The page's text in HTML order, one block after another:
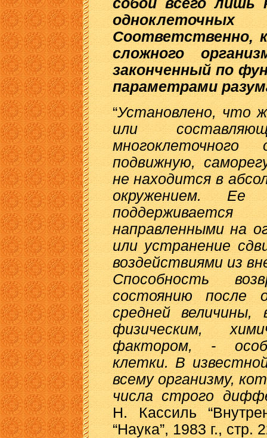
собой всего лишь
Соответственно,
сложного
законченный по
параметрами
“Установлено, что
или
многоклеточного
подвижную,
не находится в
окружением. Ее
поддерживается
направленными на
или устранение
воздействиями из
Способность
состоянию после
средней
физическим,
фактором, -
клетки. В
всему организму,
числа строго
Н. Кассиль
“Наука”, 1983 г., стр.